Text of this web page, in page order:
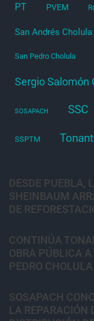
PT PVEM
San Andrés Cholula
San Pedro Cholula
Sergio Salomón
SOSAPACH SSC
SSPTM
DESDE PUEBLA,
SHEINBAUM
DE
CONTINÚA
OBRA PÚBLICA A
PEDRO CHOLULA
SOSAPACH
LA REPARACIÓN